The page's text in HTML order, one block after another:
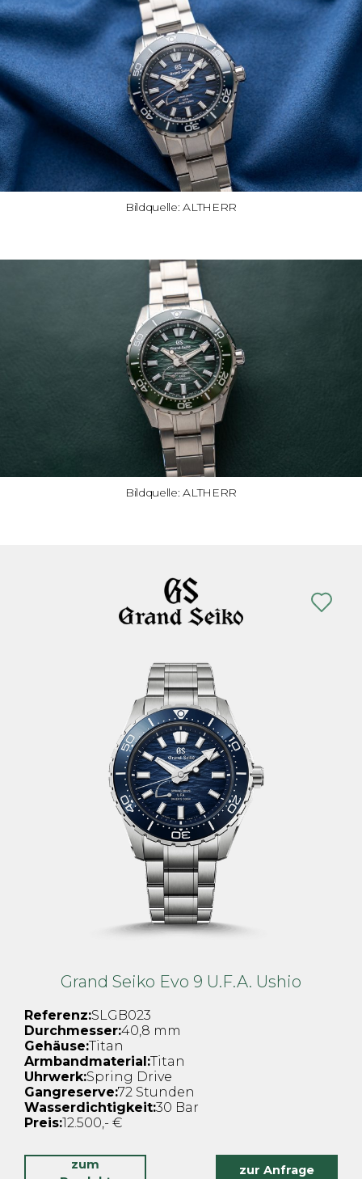
Bildquelle: ALTHERR
Bildquelle: ALTHERR
Grand Seiko Evo 9 U.F.A. Ushio
Referenz:SLGB023
Durchmesser:40,8 mm
Gehäuse:Titan
Armbandmaterial:Titan
Uhrwerk:Spring Drive
Gangreserve:72 Stunden
Wasserdichtigkeit:30 Bar
Preis:12.500,- €
zum
zur Anfrage